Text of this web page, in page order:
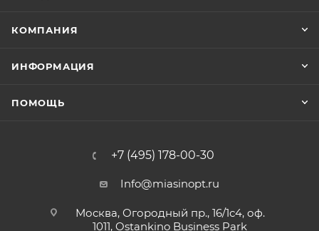
КОМПАНИЯ
ИНФОРМАЦИЯ
ПОМОЩЬ
+7 (495) 178-00-30
Info@miasinopt.ru
Москва, Огородный пр., 16/1с4, оф.
1011, Ostankino Business Park